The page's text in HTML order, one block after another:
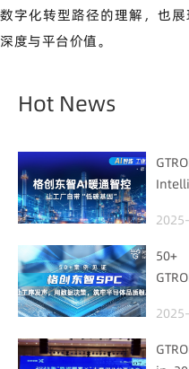
数字化转型路径的理解，也
深度与平台价值。
Hot News
with